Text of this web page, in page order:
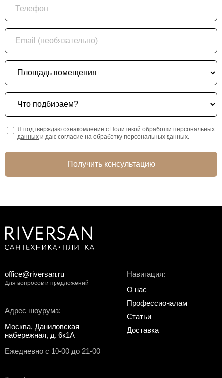
Email (необязательно)
Площадь помещения
Что подбираем?
Я подтверждаю ознакомление с Политикой обработки персональных
данных и даю согласие на обработку персональных данных.
Получить консультацию
Адрес шоурума:
Москва, Даниловская
набережная, д. 6к1А
Ежедневно с 10-00 до 21-00
Навигация:
О нас
Профессионалам
Статьи
Доставка
office@riversan.ru
Для вопросов и предложений